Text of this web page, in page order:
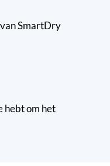
SmartDry
hebt om het